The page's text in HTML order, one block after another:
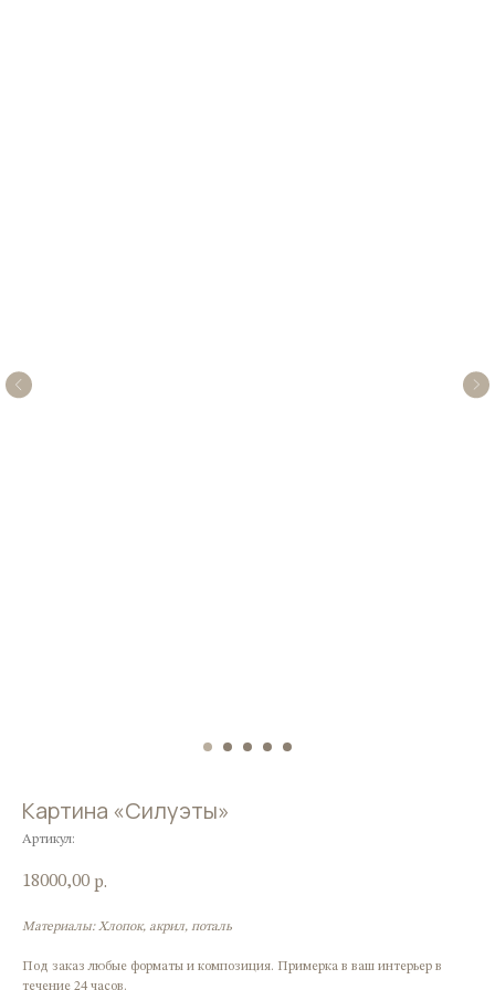
Картина «Силуэты»
Артикул:
18000,00 р.
Материалы: Хлопок, акрил, поталь
Под заказ любые форматы и композиция. Примерка в ваш интерьер в
течение 24 часов.